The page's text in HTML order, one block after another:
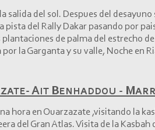
del sol. Despues del
pista del Rally Dakar pasando por
de palma del estrecho
la Garganta y su valle, Noche en
Ait Benhaddou -
hora en Ouarzazate ,visitando la
del Gran Atlas. Visita de la